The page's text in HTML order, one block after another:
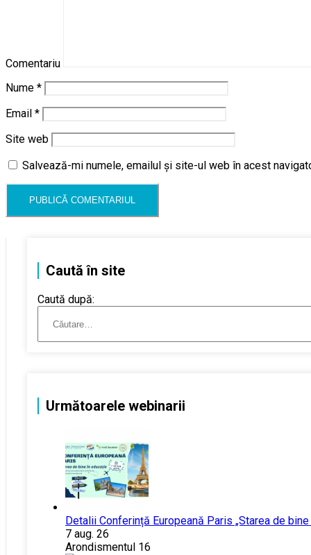
Comentariu
Nume *
Email *
Site web
Salvează-mi numele, emailul și site-ul web în acest
Caută în site
Caută după:
Următoarele webinarii
Detalii Conferință Europeană Paris „Starea de
7 aug. 26
Arondismentul 16